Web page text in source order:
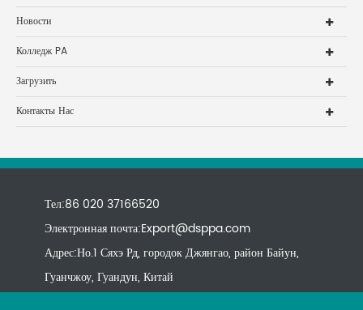
Новости
Колледж PA
Загрузить
Контакты Нас
Тел:86 020 37166520
Электронная почта:Export@dsppa.com
Адрес:Но.1 Сяхэ Рд, городок Джянгао, район Байун,
Гуанчжоу, Гуандун, Китай